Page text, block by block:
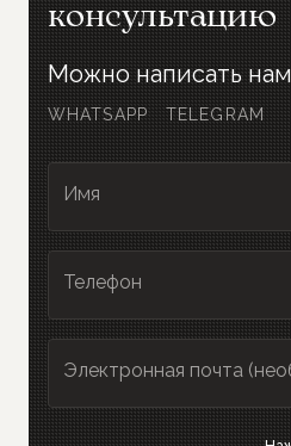
консультацию
Можно написать нам
WHATSAPP TELEGRAM
Имя
Телефон
Электронная почта